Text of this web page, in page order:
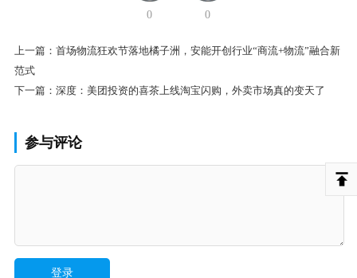
0 0
上一篇： 首场物流狂欢节落地橘子洲，安能开创行业“商流+物流”融合新
范式
下一篇： 深度：美团投资的喜茶上线淘宝闪购，外卖市场真的变天了
参与评论